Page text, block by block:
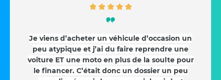
Je viens d’acheter un véhicule d’occasion un
peu atypique et j’ai du faire reprendre une
voiture ET une moto en plus de la soulte pour
le financer. C’était donc un dossier un peu